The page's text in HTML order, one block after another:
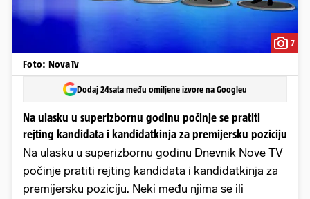
7
Foto: NovaTv
Dodaj 24sata među omiljene izvore na Googleu
Na ulasku u superizbornu godinu počinje se pratiti
rejting kandidata i kandidatkinja za premijersku poziciju
Na ulasku u superizbornu godinu Dnevnik Nove TV
počinje pratiti rejting kandidata i kandidatkinja za
premijersku poziciju. Neki među njima se ili